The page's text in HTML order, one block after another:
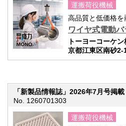
運搬荷役機械
高品質と低価格を
ワイヤ式電動
トーヨーコーケ
京都江東区南砂2-
「新製品情報誌」2026年7月号掲載
No. 1260701303
運搬荷役機械